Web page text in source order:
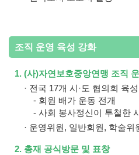
조직 운영 육성 강화
1. (사)자연보호중앙연맹 조직
· 전국 17개 시·도 협의회 육성
- 회원 배가 운동 전개
- 사회 봉사정신이 투철한
· 운영위원, 일반회원, 학술위
2. 총재 공식방문 및 표창